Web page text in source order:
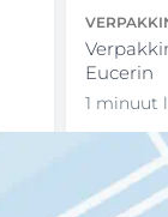
Eucerin
1 minuut